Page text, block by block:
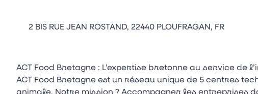
2 BIS RUE JEAN ROSTAND, 22440 PLOUFRAGAN, FR
ACT Food Bretagne : L’expertise bretonne au service de
ACT Food Bretagne est un réseau unique de 5 centres
animale. Notre mission ? Accompagner les entreprises